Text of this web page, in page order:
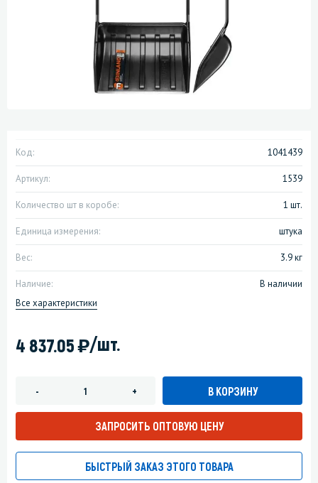
Код: 1041439
Артикул: 1539
Количество шт в коробе: 1 шт.
Единица измерения: штука
Вес: 3.9 кг
Наличие:
В наличии
Все характеристики
4 837.05)/шт.
- + В КОРЗИНУ
ЗАПРОСИТЬ ОПТОВУЮ ЦЕНУ
БЫСТРЫЙ ЗАКАЗ ЭТОГО ТОВАРА